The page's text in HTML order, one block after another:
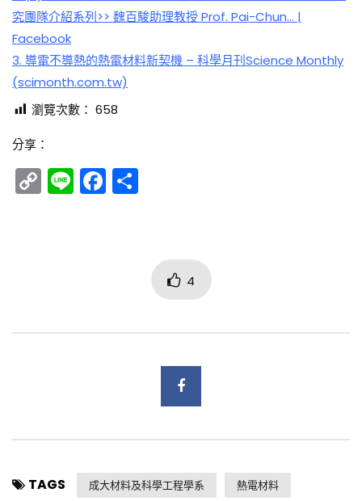
究團隊介紹系列>> 魏百駿助理教授 Prof. Pai-Chun… |
Facebook
3. 導電不導熱的熱電材料新契機 – 科學月刊Science Monthly
(scimonth.com.tw)
瀏覽次數： 658
分享：
Copy
Link
LineFacebook
4
TAGS 成大材料及科學工程學系 熱電材料